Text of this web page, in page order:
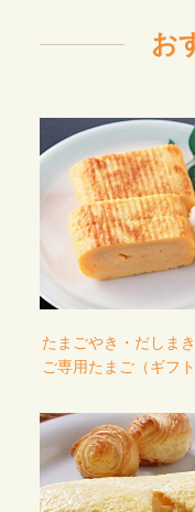
お
たまごやき・だしま
ご専用たまご（ギフト